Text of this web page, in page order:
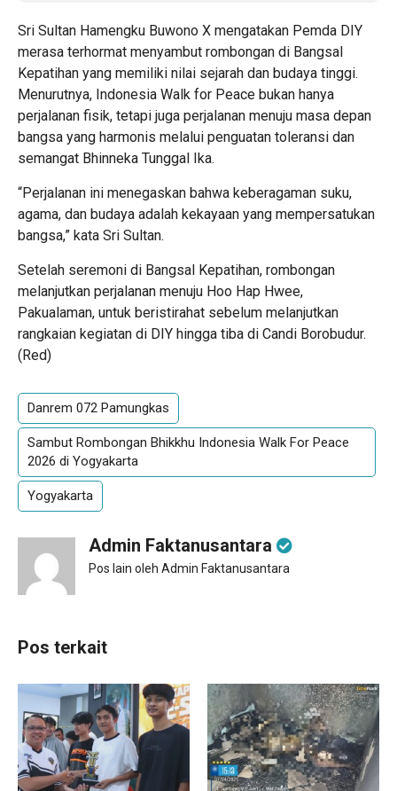
Sri Sultan Hamengku Buwono X mengatakan Pemda DIY
merasa terhormat menyambut rombongan di Bangsal
Kepatihan yang memiliki nilai sejarah dan budaya tinggi.
Menurutnya, Indonesia Walk for Peace bukan hanya
perjalanan fisik, tetapi juga perjalanan menuju masa depan
bangsa yang harmonis melalui penguatan toleransi dan
semangat Bhinneka Tunggal Ika.
“Perjalanan ini menegaskan bahwa keberagaman suku,
agama, dan budaya adalah kekayaan yang mempersatukan
bangsa,” kata Sri Sultan.
Setelah seremoni di Bangsal Kepatihan, rombongan
melanjutkan perjalanan menuju Hoo Hap Hwee,
Pakualaman, untuk beristirahat sebelum melanjutkan
rangkaian kegiatan di DIY hingga tiba di Candi Borobudur.
(Red)
Danrem 072 Pamungkas
Sambut Rombongan Bhikkhu Indonesia Walk For Peace
2026 di Yogyakarta
Yogyakarta
Admin Faktanusantara
Pos lain oleh Admin Faktanusantara
Pos terkait